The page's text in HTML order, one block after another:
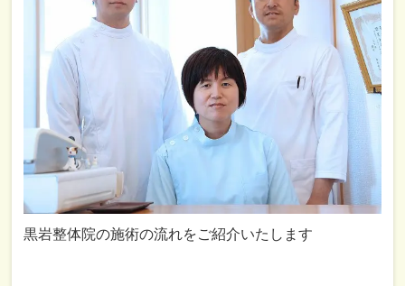
黒岩整体院の施術の流れをご紹介いたします